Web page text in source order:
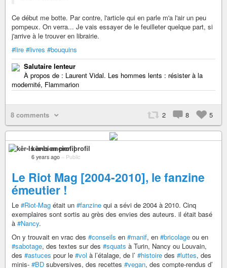
Ce début me botte. Par contre, l'article qui en parle m'a l'air un peu
pompeux. On verra... Je vais essayer de le feuilleter quelque part, si
j'arrive à le trouver en librairie.
#lire #livres #bouquins
Salutaire lenteur
À propos de : Laurent Vidal. Les hommes lents : résister à la
modernité, Flammarion
8 comments 2 8 5
kêr-Is ancien profil
6 years ago – Public
Le Riot Mag [2004-2010], le fanzine
émeutier !
Le #Riot-Mag était un #fanzine qui a sévi de 2004 à 2010. Cinq
exemplaires sont sortis au grès des envies des auteurs. il était basé
à #Nancy.
On y trouvait en vrac des #conseils en #manif, en #bricolage ou en
#sabotage, des textes sur des #squats à Turin, Nancy ou Louvain,
des #astuces pour le #vol à l’étalage, de l’ #histoire des #luttes, des
minis- #BD subversives, des recettes #vegan, des compte-rendus d’